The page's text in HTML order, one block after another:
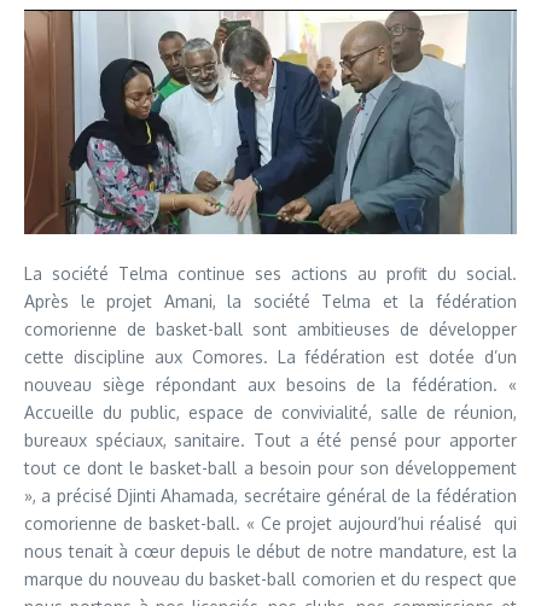
La société Telma continue ses actions au profit du social.
Après le projet Amani, la société Telma et la fédération
comorienne de basket-ball sont ambitieuses de développer
cette discipline aux Comores. La fédération est dotée d’un
nouveau siège répondant aux besoins de la fédération. «
Accueille du public, espace de convivialité, salle de réunion,
bureaux spéciaux, sanitaire. Tout a été pensé pour apporter
tout ce dont le basket-ball a besoin pour son développement
», a précisé Djinti Ahamada, secrétaire général de la fédération
comorienne de basket-ball. « Ce projet aujourd’hui réalisé qui
nous tenait à cœur depuis le début de notre mandature, est la
marque du nouveau du basket-ball comorien et du respect que